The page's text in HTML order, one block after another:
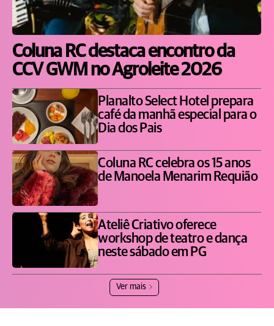
Coluna RC destaca encontro da
CCV GWM no Agroleite 2026
Planalto Select Hotel prepara
café da manhã especial para o
Dia dos Pais
Coluna RC celebra os 15 anos
de Manoela Menarim Requião
Ateliê Criativo oferece
workshop de teatro e dança
neste sábado em PG
Ver mais